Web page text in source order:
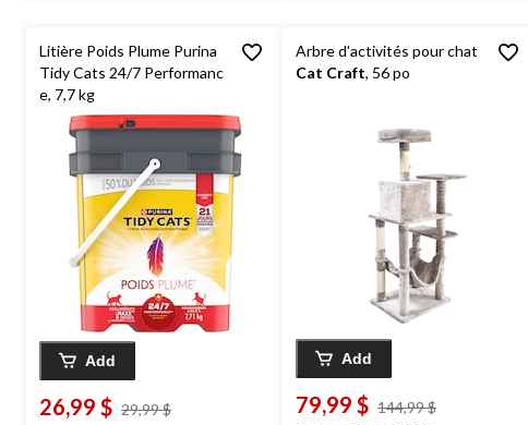
Litière Poids Plume Purina
Tidy Cats 24/7 Performanc
e, 7,7 kg
Add
26,99 $ 29,99 $
Arbre d'activités pour chat
Cat Craft, 56 po
Add
79,99 $ 144,99 $